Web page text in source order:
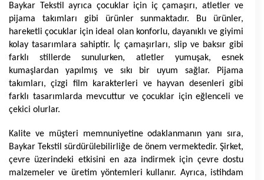
Baykar Tekstil ayrıca çocuklar için iç çamaşırı, atletler ve
pijama takımları gibi ürünler sunmaktadır. Bu ürünler,
hareketli çocuklar için ideal olan konforlu, dayanıklı ve giyimi
kolay tasarımlara sahiptir. İç çamaşırları, slip ve baksır gibi
farklı stillerde sunulurken, atletler yumuşak, esnek
kumaşlardan yapılmış ve sıkı bir uyum sağlar. Pijama
takımları, çizgi film karakterleri ve hayvan desenleri gibi
farklı tasarımlarda mevcuttur ve çocuklar için eğlenceli ve
çekici olurlar.
Kalite ve müşteri memnuniyetine odaklanmanın yanı sıra,
Baykar Tekstil sürdürülebilirliğe de önem vermektedir. Şirket,
çevre üzerindeki etkisini en aza indirmek için çevre dostu
malzemeler ve üretim yöntemleri kullanır. Ayrıca, istihdam